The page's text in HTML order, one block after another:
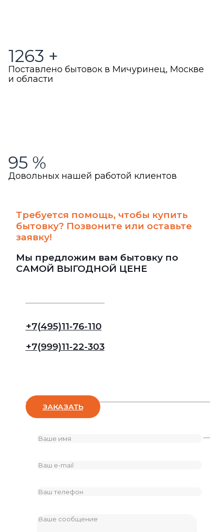
1263 +
Поставлено бытовок в Мичуринец, Москве
и области
95 %
Довольных нашей работой клиентов
Требуется помощь, чтобы купить
бытовку? Позвоните или оставьте
заявку!
Мы предложим вам бытовку по
САМОЙ ВЫГОДНОЙ ЦЕНЕ
+7(495)11-76-110
+7(999)11-22-303
ЗАКАЗАТЬ